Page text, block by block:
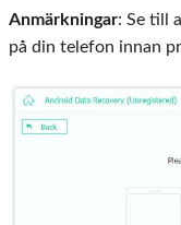
Anmärkningar: Se till
på din telefon innan